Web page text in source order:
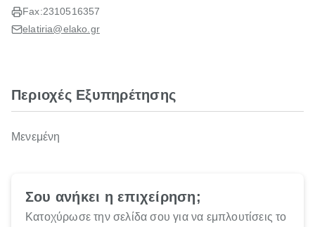
Fax:2310516357
elatiria@elako.gr
Περιοχές Εξυπηρέτησης
Μενεμένη
Σου ανήκει η επιχείρηση;
Κατοχύρωσε την σελίδα σου για να εμπλουτίσεις το